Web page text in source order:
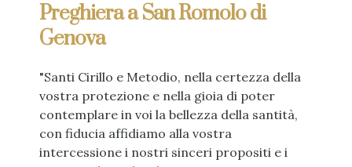
Preghiera a San Romolo di
Genova
"Santi Cirillo e Metodio, nella certezza della
vostra protezione e nella gioia di poter
contemplare in voi la bellezza della santità,
con fiducia affidiamo alla vostra
intercessione i nostri sinceri propositi e i